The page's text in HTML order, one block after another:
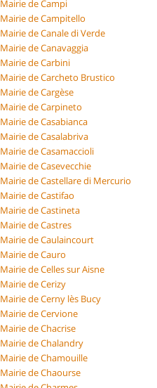
Mairie de Campi
Mairie de Campitello
Mairie de Canale di Verde
Mairie de Canavaggia
Mairie de Carbini
Mairie de Carcheto Brustico
Mairie de Cargèse
Mairie de Carpineto
Mairie de Casabianca
Mairie de Casalabriva
Mairie de Casamaccioli
Mairie de Casevecchie
Mairie de Castellare di Mercurio
Mairie de Castifao
Mairie de Castineta
Mairie de Castres
Mairie de Caulaincourt
Mairie de Cauro
Mairie de Celles sur Aisne
Mairie de Cerizy
Mairie de Cerny lès Bucy
Mairie de Cervione
Mairie de Chacrise
Mairie de Chalandry
Mairie de Chamouille
Mairie de Chaourse